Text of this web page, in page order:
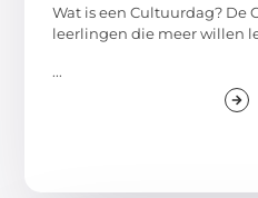
Wat is een Cultuurdag? De
leerlingen die meer willen
...